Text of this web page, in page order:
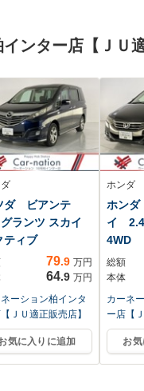
保証書
リング
コ
ンター店【ＪＵ
ダ ビアンテ
ランツ スカイ
ティブ
79.9 万円
64.9 万円
ーション柏インタ
ＪＵ適正販売店】
気に入りに追加
ホンダ
ホン
イ 2.4
4WD
総額
本体
カーネ
ー店【
お